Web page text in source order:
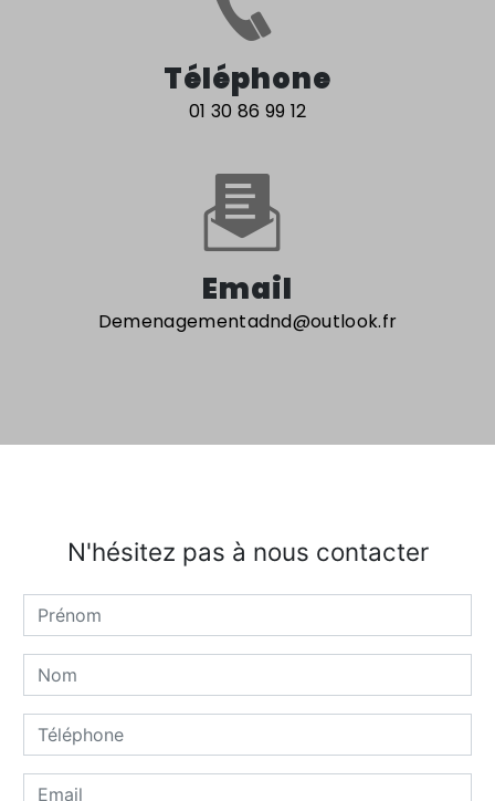
Téléphone
01 30 86 99 12
Email
demenagementadnd@outlook.fr
N'hésitez pas à nous contacter